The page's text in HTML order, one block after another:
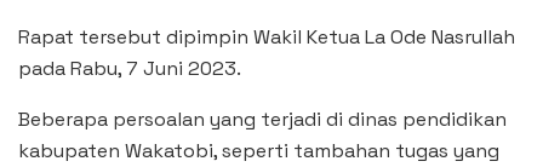
Rapat tersebut dipimpin Wakil Ketua La Ode Nasrullah
pada Rabu, 7 Juni 2023.
Beberapa persoalan yang terjadi di dinas pendidikan
kabupaten Wakatobi, seperti tambahan tugas yang